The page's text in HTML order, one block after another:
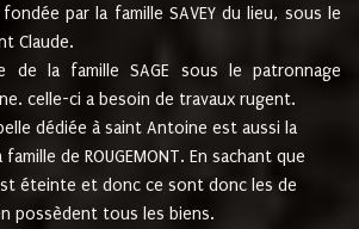
par la famille SAVEY du lieu, sous le
Claude.
de la famille SAGE sous le patronnage
celle-ci a besoin de travaux rugent.
dédiée à saint Antoine est aussi la
de ROUGEMONT. En sachant que
éteinte et donc ce sont donc les de
possèdent tous les biens.